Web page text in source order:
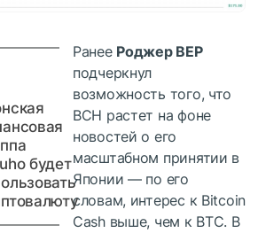
будет
Ранее Роджер ВЕР
подчеркнул
возможность того, что
BCH растет на фоне
новостей о его
масштабном принятии в
Японии — по его
словам, интерес к Bitcoin
Cash выше, чем к BTC. В